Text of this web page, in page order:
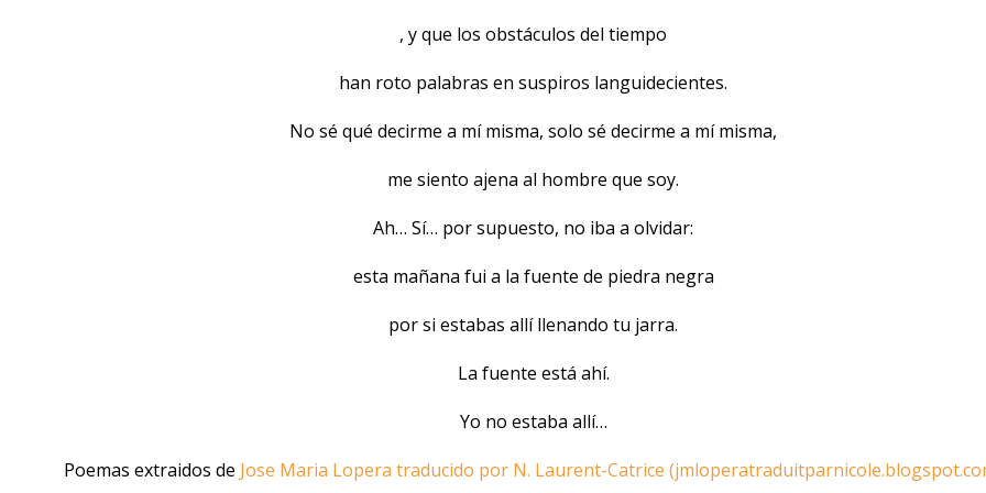
, y que los obstáculos del tiempo
han roto palabras en suspiros languidecientes.
No sé qué decirme a mí misma, solo sé decirme a mí misma,
me siento ajena al hombre que soy.
Ah… Sí… por supuesto, no iba a olvidar:
esta mañana fui a la fuente de piedra negra
por si estabas allí llenando tu jarra.
La fuente está ahí.
Yo no estaba allí…
Poemas extraidos de Jose Maria Lopera traducido por N. Laurent-Catrice